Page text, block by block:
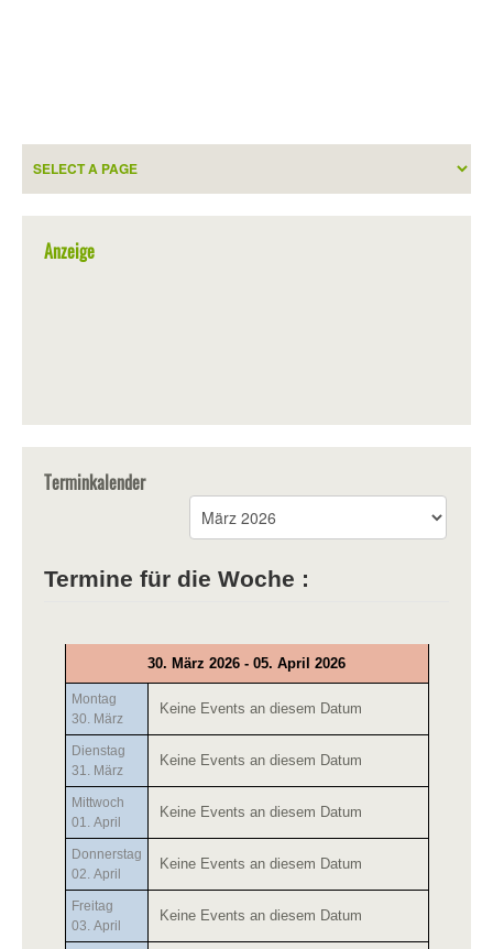
Anzeige
Terminkalender
Termine für die Woche :
30. März 2026 - 05. April 2026
Montag
30. März
Keine Events an diesem Datum
Dienstag
31. März
Keine Events an diesem Datum
Mittwoch
01. April
Keine Events an diesem Datum
Donnerstag
02. April
Keine Events an diesem Datum
Freitag
03. April
Keine Events an diesem Datum